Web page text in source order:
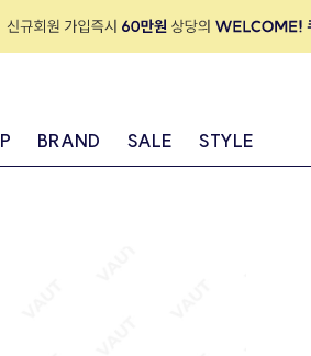
BRAND SALE STYLE